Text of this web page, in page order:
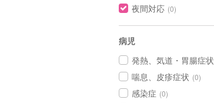
夜間対応 (0)
病児
発熱、気道・胃腸症状
喘息、皮疹症状 (0)
感染症 (0)